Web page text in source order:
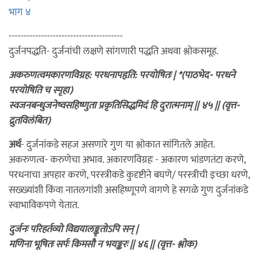
भाग ४
---------------------------------------
दुर्जनपद्धति- दुर्जनांची लक्षणे सांगणारी पद्धति अथवा श्लोकसमूह.
अकरुणत्वमकारणविग्रह: परधनापहृति: परयोषितः | *(पाठभेद- परधने
परयोषिति च स्पृहा)
स्वजनबन्धुजनेष्वसहिष्णुता प्रकृतिसिद्धमिदं हि दुरात्मनाम् || ४५ || (वृत्त-
द्रुतविलंबित)
अर्थ- दुर्जनांकडे सहज असणारे गुण या श्लोकात सांगितले आहेत.
अकरुणत्व- करुणेचा अभाव. अकारणविग्रहः - अकारण भांडणतंटा करणे,
परधनाचा अपहार करणे, परस्त्रीकडे कुदृष्टीने बघणे/ परस्त्रीची इच्छा धरणे,
सख्ख्यांशी किंवा नातलगांशी असहिष्णूपणे वागणे हे सगळे गुण दुर्जनांकडे
स्वाभाविकपणे येतात.
दुर्जनः परिहर्तव्यो विद्ययालङ्कृतोऽपि सन् |
मणिना भूषितः सर्पः किमसौ न भयङ्करः || ४६ || (वृत्त- श्लोक)